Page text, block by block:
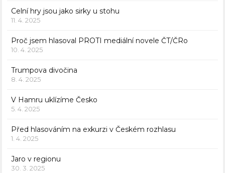
Celní hry jsou jako sirky u stohu
11. 4. 2025
Proč jsem hlasoval PROTI mediální novele ČT/ČRo
10. 4. 2025
Trumpova divočina
8. 4. 2025
V Hamru uklízíme Česko
5. 4. 2025
Před hlasováním na exkurzi v Českém rozhlasu
1. 4. 2025
Jaro v regionu
30. 3. 2025